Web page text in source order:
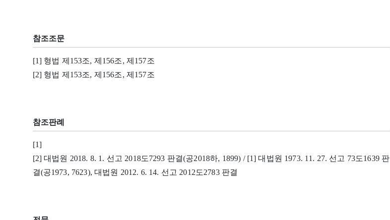
참조조문
[1] 형법 제153조, 제156조, 제157조
[2] 형법 제153조, 제156조, 제157조
참조판례
[1]
[2] 대법원 2018. 8. 1. 선고 2018도7293 판결(공2018하, 1899) / [1] 대법원 1973. 11. 27. 선고 73도1639 판
결(공1973, 7623), 대법원 2012. 6. 14. 선고 2012도2783 판결